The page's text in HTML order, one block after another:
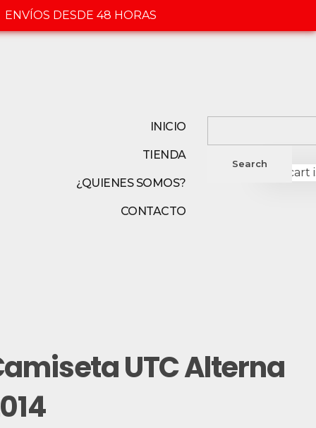
ENVÍOS DESDE 48 HORAS
INICIO
TIENDA
¿QUIENES SOMOS?
CONTACTO
Your
UTC Alterna